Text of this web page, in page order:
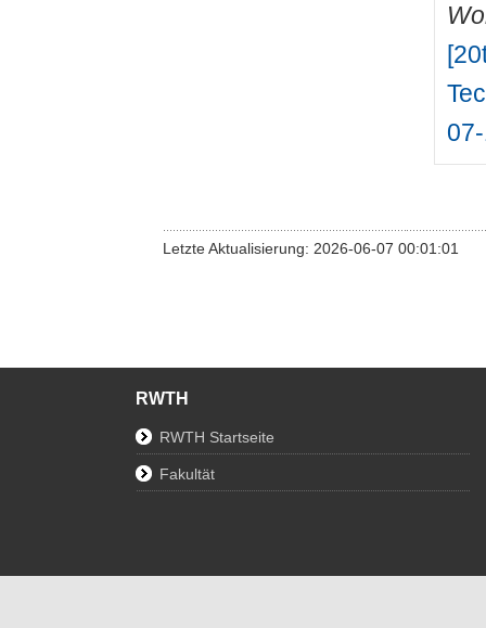
Letzte Aktualisierung: 2026-06-07 00:01:01
RWTH
RWTH Startseite
Fakultät